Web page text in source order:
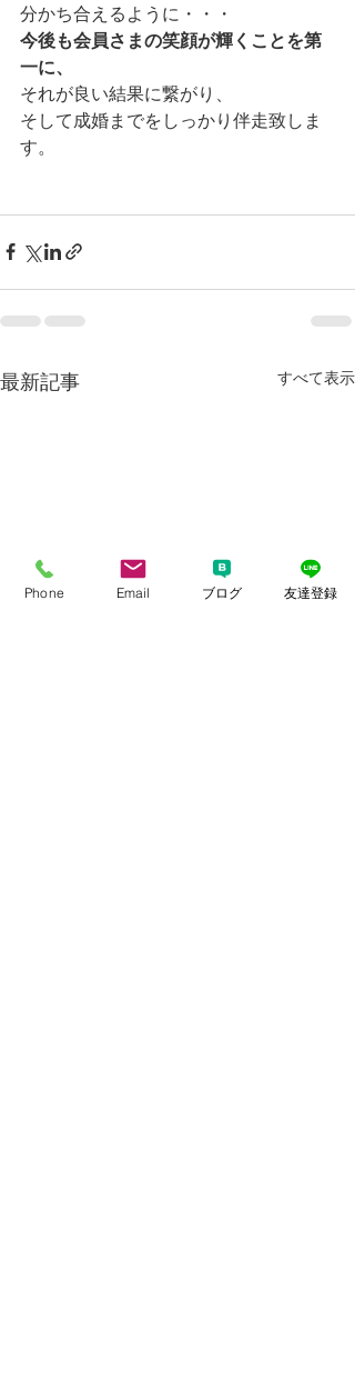
分かち合えるように・・・
今後も会員さまの笑顔が輝くことを第
一に、
それが良い結果に繋がり、
そして成婚までをしっかり伴走致しま
す。
最新記事 すべて表示
Phone Email ブログ 友達登録